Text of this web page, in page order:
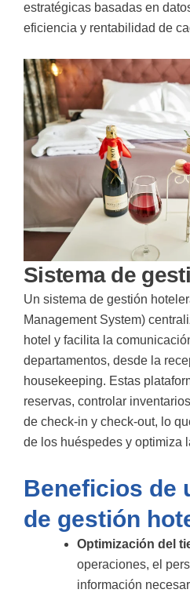
estratégicas basadas en
eficiencia y rentabilidad de
Sistema de
Un sistema de gestión
Management System)
hotel y facilita la
departamentos, desde la
housekeeping. Estas
reservas, controlar
de check-in y check-out, lo
de los huéspedes y optimiza
Beneficios de
de gestión
Optimización del
operaciones, el
información